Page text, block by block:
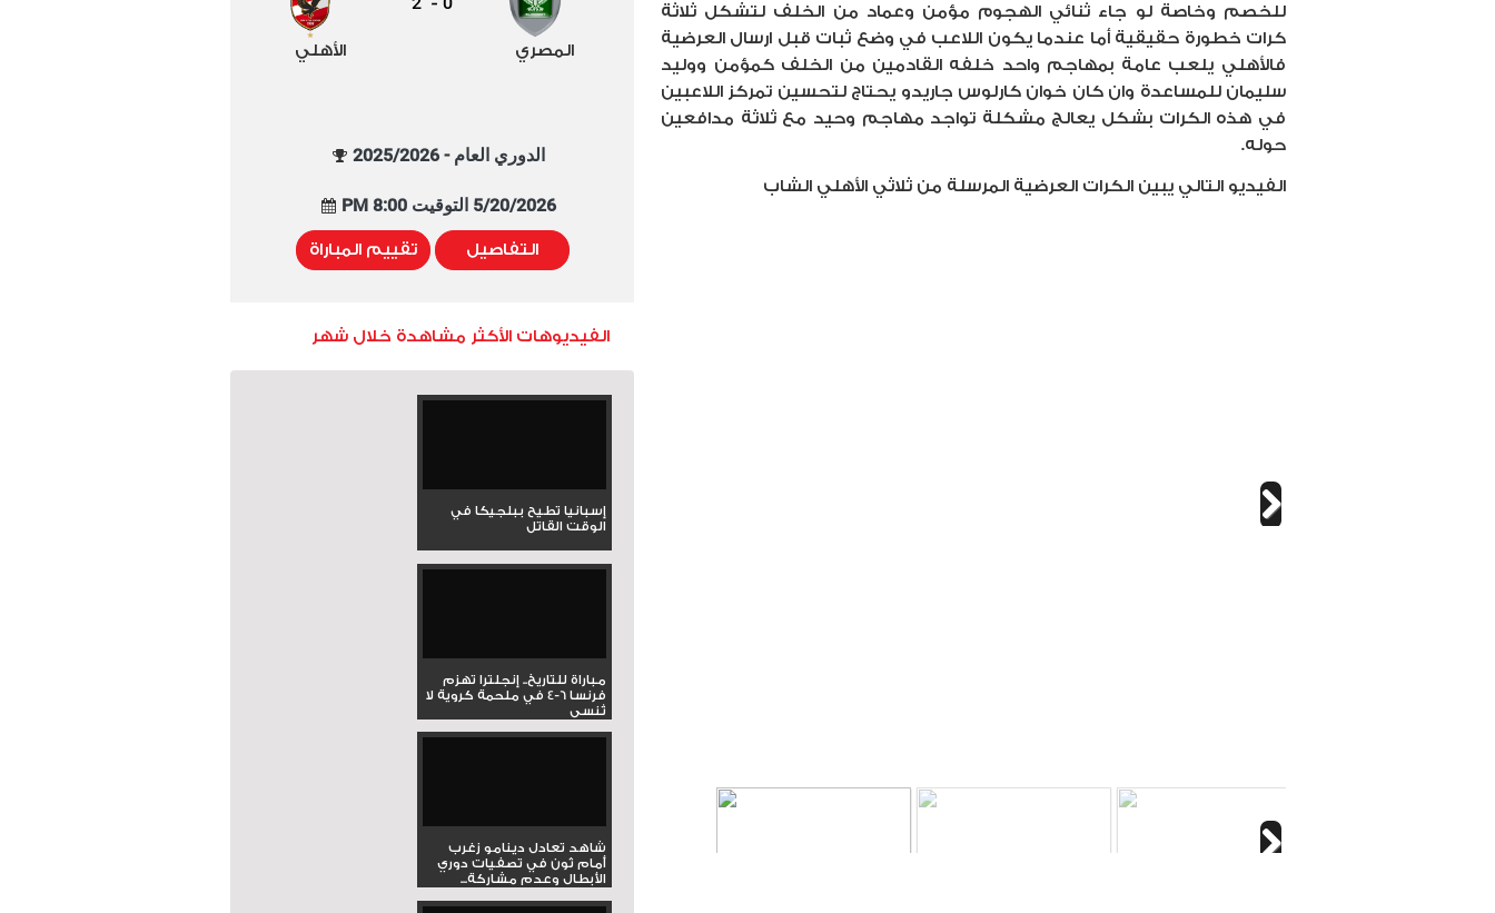
للخصم وخاصة لو جاء ثنائي الهجوم مؤمن وعماد من الخلف لتشكل ثلاثة
كرات خطورة حقيقية أما عندما يكون اللاعب في وضع ثبات قبل ارسال العرضية
فالأهلي يلعب عامة بمهاجم واحد خلفه القادمين من الخلف كمؤمن ووليد
سليمان للمساعدة وان كان خوان كارلوس جاريدو يحتاج لتحسين تمركز اللاعبين
في هذه الكرات بشكل يعالج مشكلة تواجد مهاجم وحيد مع ثلاثة مدافعين
حوله.
الفيديو التالي يبين الكرات العرضية المرسلة من ثلاثي الأهلي الشاب
المصري
-
الأهلي
الدوري العام - 2025/2026
5/20/2026 التوقيت 8:00 PM
التفاصيل تقييم المباراة
الفيديوهات الأكثر مشاهدة خلال شهر
إسبانيا تطيح ببلجيكا في
الوقت القاتل
مباراة للتاريخ.. إنجلترا تهزم
فرنسا 6-4 في ملحمة كروية لا
تُنسى
شاهد تعادل دينامو زغرب
أمام ثون في تصفيات دوري
الأبطال وعدم مشاركة...